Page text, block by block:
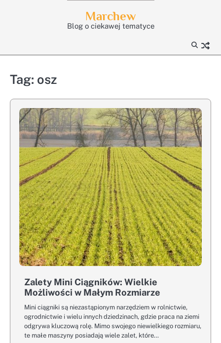
Marchew
Blog o ciekawej tematyce
Tag: osz
Zalety Mini Ciągników: Wielkie
Możliwości w Małym Rozmiarze
Mini ciągniki są niezastąpionym narzędziem w rolnictwie,
ogrodnictwie i wielu innych dziedzinach, gdzie praca na ziemi
odgrywa kluczową rolę. Mimo swojego niewielkiego rozmiaru,
te małe maszyny posiadają wiele zalet, które…